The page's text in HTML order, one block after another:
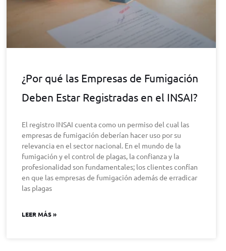
¿Por qué las Empresas de Fumigación
Deben Estar Registradas en el INSAI?
El registro INSAI cuenta como un permiso del cual las
empresas de fumigación deberían hacer uso por su
relevancia en el sector nacional. En el mundo de la
fumigación y el control de plagas, la confianza y la
profesionalidad son fundamentales; los clientes confían
en que las empresas de fumigación además de erradicar
las plagas
LEER MÁS »